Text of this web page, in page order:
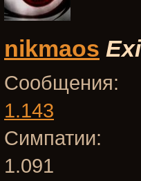
nikmaos
Сообщения:
1.143
Симпатии:
1.091